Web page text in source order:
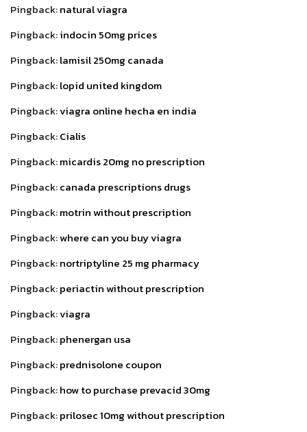
Pingback:natural viagra
Pingback:indocin 50mg prices
Pingback:lamisil 250mg canada
Pingback:lopid united kingdom
Pingback:viagra online hecha en india
Pingback:Cialis
Pingback:micardis 20mg no prescription
Pingback:canada prescriptions drugs
Pingback:motrin without prescription
Pingback:where can you buy viagra
Pingback:nortriptyline 25 mg pharmacy
Pingback:periactin without prescription
Pingback:viagra
Pingback:phenergan usa
Pingback:prednisolone coupon
Pingback:how to purchase prevacid 30mg
Pingback:prilosec 10mg without prescription